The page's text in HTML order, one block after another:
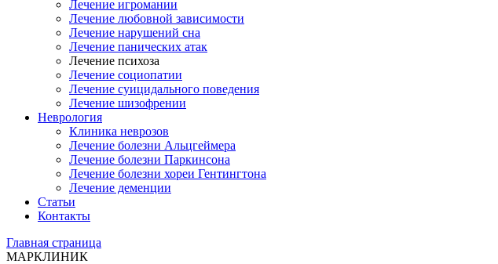
Лечение игромании
Лечение любовной зависимости
Лечение нарушений сна
Лечение панических атак
Лечение психоза
Лечение социопатии
Лечение суицидального поведения
Лечение шизофрении
Неврология
Клиника неврозов
Лечение болезни Альцгеймера
Лечение болезни Паркинсона
Лечение болезни хореи Гентингтона
Лечение деменции
Статьи
Контакты
Главная страница
МАРКЛИНИК